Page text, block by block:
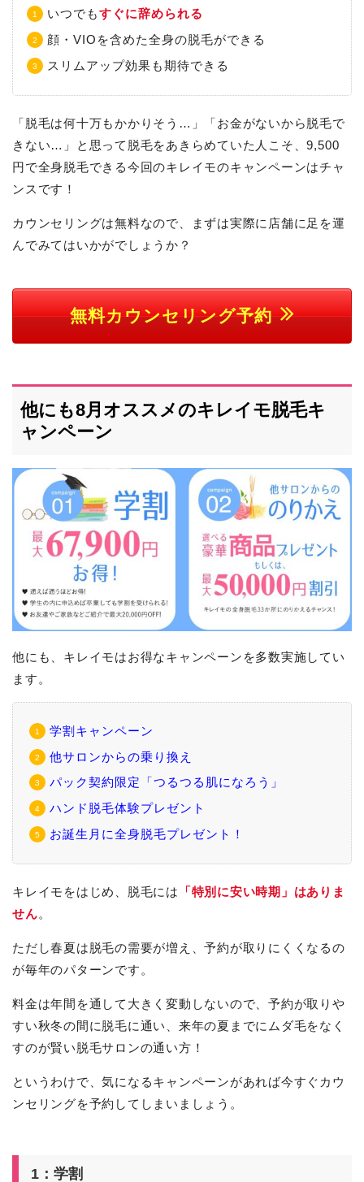
いつでもすぐに辞められる
顔・VIOを含めた全身の脱毛ができる
スリムアップ効果も期待できる
「脱毛は何十万もかかりそう…」「お金がないから脱毛で
きない…」と思って脱毛をあきらめていた人こそ、9,500
円で全身脱毛できる今回のキレイモのキャンペーンはチャ
ンスです！
カウンセリングは無料なので、まずは実際に店舗に足を運
んでみてはいかがでしょうか？
無料カウンセリング予約
他にも8月オススメのキレイモ脱毛キ
ャンペーン
他にも、キレイモはお得なキャンペーンを多数実施してい
ます。
学割キャンペーン
他サロンからの乗り換え
パック契約限定「つるつる肌になろう」
ハンド脱毛体験プレゼント
お誕生月に全身脱毛プレゼント！
キレイモをはじめ、脱毛には
「特別に安い時期」はありま
せん。
ただし春夏は脱毛の需要が増え、予約が取りにくくなるの
が毎年のパターンです。
料金は年間を通して大きく変動しないので、予約が取りや
すい秋冬の間に脱毛に通い、来年の夏までにムダ毛をなく
すのが賢い脱毛サロンの通い方！
というわけで、気になるキャンペーンがあれば今すぐカウ
ンセリングを予約してしまいましょう。
1：学割